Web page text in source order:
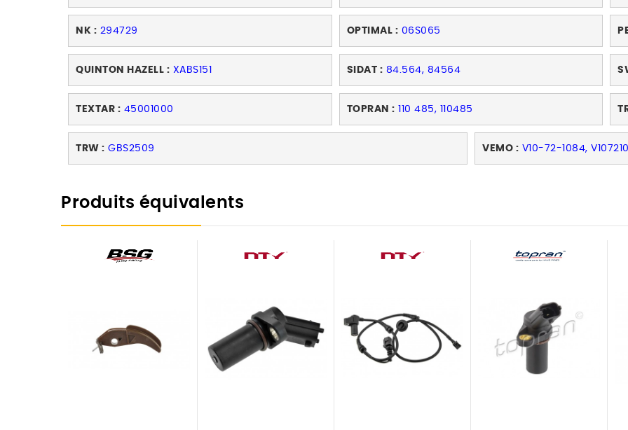
NK : 294729 OPTIMAL : 06S065
QUINTON HAZELL : XABS151 SIDAT : 84.564, 84564
TEXTAR : 45001000 TOPRAN : 110 485, 110485
TRW : GBS2509 VEMO : V10-72-1084,
Produits équivalents